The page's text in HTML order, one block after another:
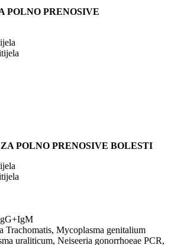
POLNO PRENOSIVE
POLNO PRENOSIVE BOLESTI
Trachomatis, Mycoplasma genitalium
uraliticum, Neiseeria gonorrhoeae PCR,